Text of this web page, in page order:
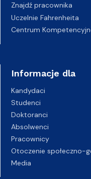
Znajdź pracownika
Uczelnie Fahrenheita
Centrum
Informacje dla
Kandydaci
Studenci
Doktoranci
Absolwenci
Pracownicy
Otoczenie społeczno-
Media